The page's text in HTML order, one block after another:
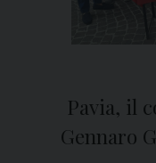
Pavia, il
Gennaro